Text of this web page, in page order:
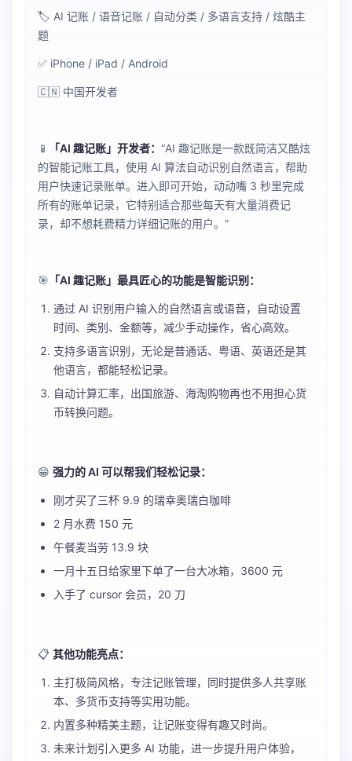
🏷️ AI 记账 / 语音记账 / 自动分类 / 多语言支持 / 炫酷主
题
✅ iPhone / iPad / Android
🇨🇳 中国开发者
📱 「AI 趣记账」开发者： “AI 趣记账是一款既简洁又酷炫
的智能记账工具，使用 AI 算法自动识别自然语言，帮助
用户快速记录账单。进入即可开始，动动嘴 3 秒里完成
所有的账单记录，它特别适合那些每天有大量消费记
录，却不想耗费精力详细记账的用户。”
🎯 「AI 趣记账」最具匠心的功能是智能识别：
通过 AI 识别用户输入的自然语言或语音，自动设置
时间、类别、金额等，减少手动操作，省心高效。
支持多语言识别，无论是普通话、粤语、英语还是其
他语言，都能轻松记录。
自动计算汇率，出国旅游、海淘购物再也不用担心货
币转换问题。
😁 强力的 AI 可以帮我们轻松记录：
刚才买了三杯 9.9 的瑞幸奥瑞白咖啡
2 月水费 150 元
午餐麦当劳 13.9 块
一月十五日给家里下单了一台大冰箱，3600 元
入手了 cursor 会员，20 刀
📋 其他功能亮点：
主打极简风格，专注记账管理，同时提供多人共享账
本、多货币支持等实用功能。
内置多种精美主题，让记账变得有趣又时尚。
未来计划引入更多 AI 功能，进一步提升用户体验，